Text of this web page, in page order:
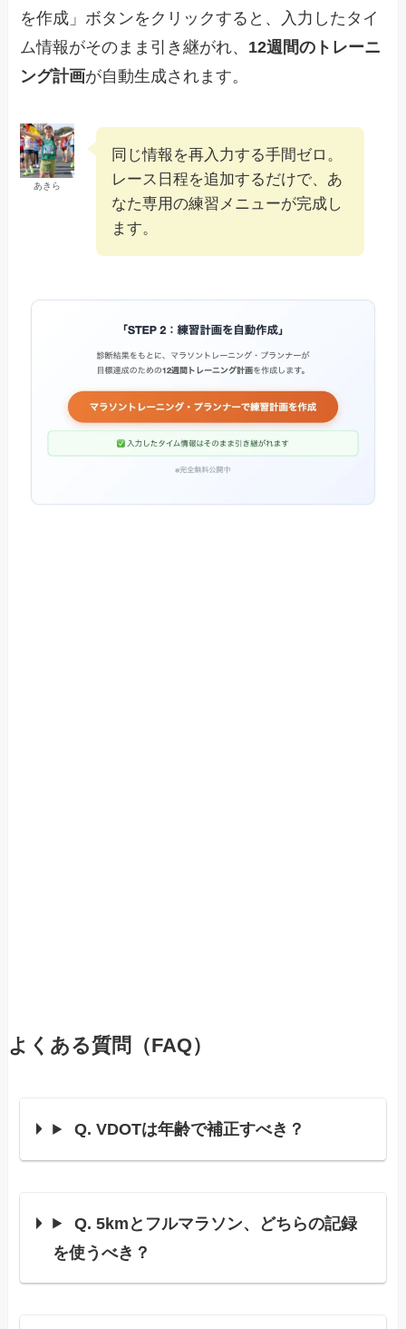
を作成」ボタンをクリックすると、入力したタイ
ム情報がそのまま引き継がれ、 12週間のトレーニ
ング計画が自動生成されます。
あきら
同じ情報を再入力する手間ゼロ。
レース日程を追加するだけで、あ
なた専用の練習メニューが完成し
ます。
よくある質問（FAQ）
Q. VDOTは年齢で補正すべき？
Q. 5kmとフルマラソン、どちらの記録
を使うべき？